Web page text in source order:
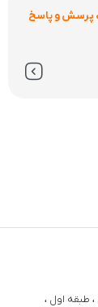
طبقه اول ،